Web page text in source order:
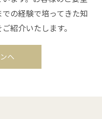
の経験で培ってきた知
紹介いたします。
へ